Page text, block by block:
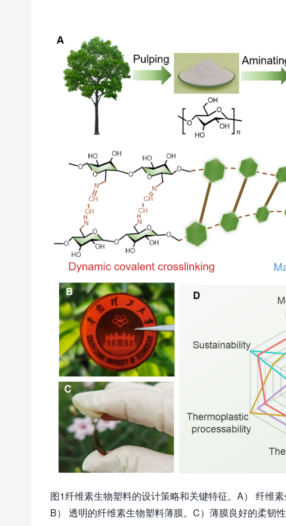
图1纤维素生物塑料的设计策略和关键特征。A） 纤维
B） 透明的纤维素生物塑料薄膜。C）薄膜良好的柔韧